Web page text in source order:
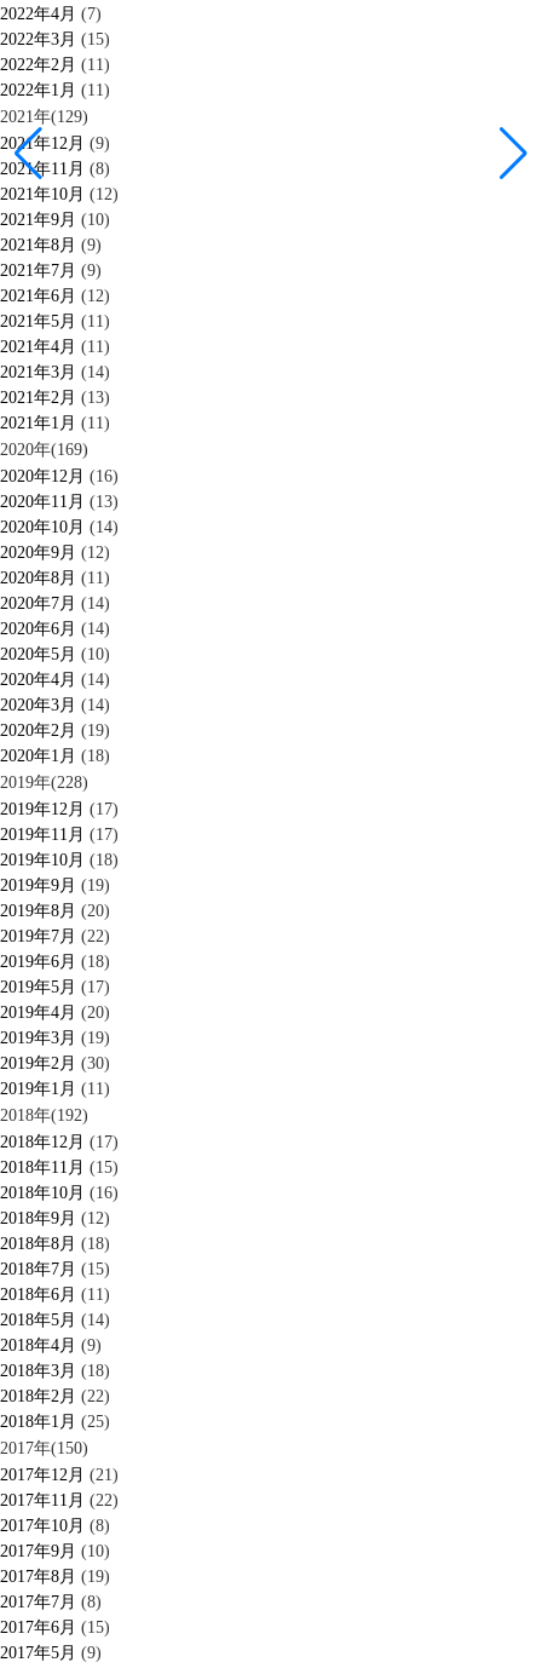
2022年4月 (7)
2022年3月 (15)
2022年2月 (11)
2022年1月 (11)
2021年(129)
2021年12月 (9)
2021年11月 (8)
2021年10月 (12)
2021年9月 (10)
2021年8月 (9)
2021年7月 (9)
2021年6月 (12)
2021年5月 (11)
2021年4月 (11)
2021年3月 (14)
2021年2月 (13)
2021年1月 (11)
2020年(169)
2020年12月 (16)
2020年11月 (13)
2020年10月 (14)
2020年9月 (12)
2020年8月 (11)
2020年7月 (14)
2020年6月 (14)
2020年5月 (10)
2020年4月 (14)
2020年3月 (14)
2020年2月 (19)
2020年1月 (18)
2019年(228)
2019年12月 (17)
2019年11月 (17)
2019年10月 (18)
2019年9月 (19)
2019年8月 (20)
2019年7月 (22)
2019年6月 (18)
2019年5月 (17)
2019年4月 (20)
2019年3月 (19)
2019年2月 (30)
2019年1月 (11)
2018年(192)
2018年12月 (17)
2018年11月 (15)
2018年10月 (16)
2018年9月 (12)
2018年8月 (18)
2018年7月 (15)
2018年6月 (11)
2018年5月 (14)
2018年4月 (9)
2018年3月 (18)
2018年2月 (22)
2018年1月 (25)
2017年(150)
2017年12月 (21)
2017年11月 (22)
2017年10月 (8)
2017年9月 (10)
2017年8月 (19)
2017年7月 (8)
2017年6月 (15)
2017年5月 (9)